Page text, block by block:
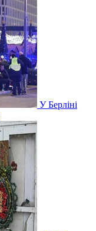
У Берліні